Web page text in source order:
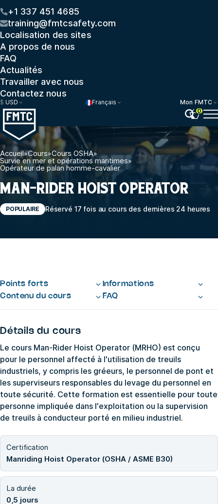
+1 337 451 4685
training@fmtcsafety.com
Localisation des sites
A propos de nous
FAQ
Actualités
Travailler avec nous
Contactez nous
$ USD Français
Mon FMTC
0
Accueil»Cours»Cours OSHA»
Survie en mer et opérations maritimes»
Opérateur de palan homme-cavalier
MAN-RIDER HOIST OPERATOR
POPULAIRE Réservé 17 fois au cours des dernières 24 heures
Points forts
Informations
Contenu du cours
FAQ
Détails du cours
Le cours Man-Rider Hoist Operator (MRHO) est conçu
pour le personnel affecté à l'utilisation de treuils
industriels, y compris les gréeurs, le personnel de pont et
les superviseurs responsables du levage du personnel en
toute sécurité. Cette formation est essentielle pour toute
personne impliquée dans l'exploitation ou la supervision
de treuils à conducteur porté en milieu industriel.
Certification
Manriding Hoist Operator (OSHA / ASME B30)
La durée
0,5 jours